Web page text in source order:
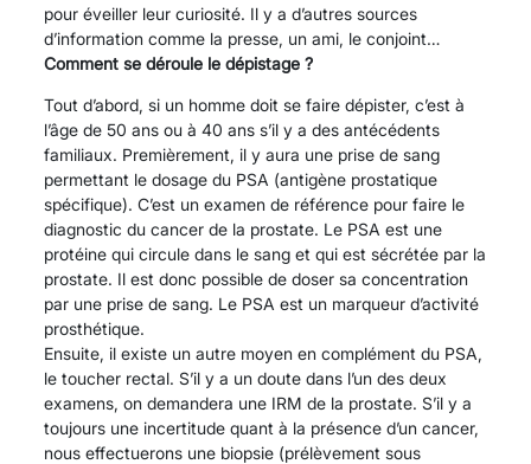
pour éveiller leur curiosité. Il y a d’autres sources
d’information comme la presse, un ami, le conjoint…
Comment se déroule le dépistage ?
Tout d’abord, si un homme doit se faire dépister, c’est à
l’âge de 50 ans ou à 40 ans s’il y a des antécédents
familiaux. Premièrement, il y aura une prise de sang
permettant le dosage du PSA (antigène prostatique
spécifique). C’est un examen de référence pour faire le
diagnostic du cancer de la prostate. Le PSA est une
protéine qui circule dans le sang et qui est sécrétée par la
prostate. Il est donc possible de doser sa concentration
par une prise de sang. Le PSA est un marqueur d’activité
prosthétique.
Ensuite, il existe un autre moyen en complément du PSA,
le toucher rectal. S’il y a un doute dans l’un des deux
examens, on demandera une IRM de la prostate. S’il y a
toujours une incertitude quant à la présence d’un cancer,
nous effectuerons une biopsie (prélèvement sous